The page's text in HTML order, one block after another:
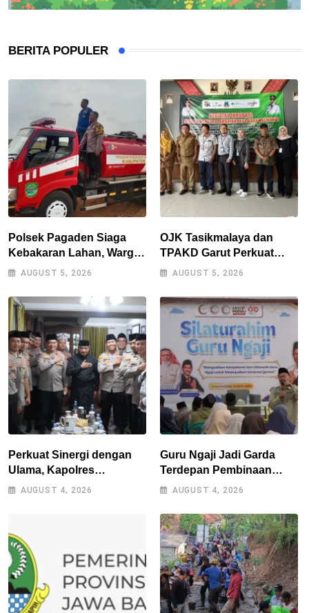
BERITA POPULER
Polsek Pagaden Siaga
Kebakaran Lahan, Warga
Diimbau Tak Bakar
AUGUST 5, 2026
OJK Tasikmalaya dan
TPAKD Garut Perkuat
UMKM melalui Program
Papandayan
AUGUST 5, 2026
Perkuat Sinergi dengan
Ulama, Kapolres
Tasikmalaya Safari
AUGUST 4, 2026
Guru Ngaji Jadi Garda
Terdepan Pembinaan
Umat, As-Syifa Perkuat
AUGUST 4, 2026